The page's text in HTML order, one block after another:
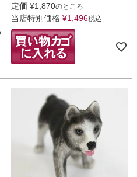
定価 ¥1,870のところ
当店特別価格 ¥1,496税込